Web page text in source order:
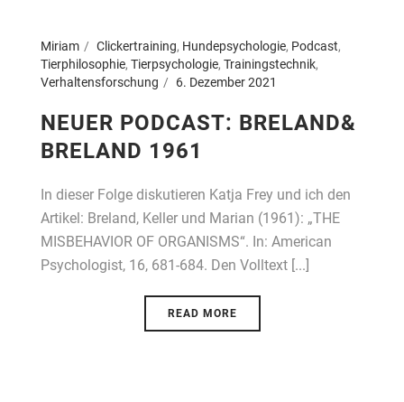
Miriam Clickertraining, Hundepsychologie, Podcast,
Tierphilosophie, Tierpsychologie, Trainingstechnik,
Verhaltensforschung
6. Dezember 2021
NEUER PODCAST: BRELAND&
BRELAND 1961
In dieser Folge diskutieren Katja Frey und ich den
Artikel: Breland, Keller und Marian (1961): „THE
MISBEHAVIOR OF ORGANISMS“. In: American
Psychologist, 16, 681-684. Den Volltext [...]
READ MORE